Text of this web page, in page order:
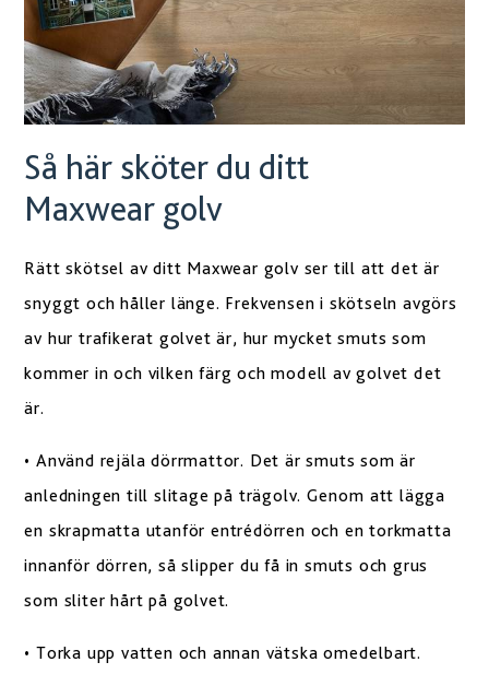
Så här sköter du ditt
Maxwear golv
Rätt skötsel av ditt Maxwear golv ser till att det är
snyggt och håller länge. Frekvensen i skötseln avgörs
av hur trafikerat golvet är, hur mycket smuts som
kommer in och vilken färg och modell av golvet det
är.
• Använd rejäla dörrmattor. Det är smuts som är
anledningen till slitage på trägolv. Genom att lägga
en skrapmatta utanför entrédörren och en torkmatta
innanför dörren, så slipper du få in smuts och grus
som sliter hårt på golvet.
• Torka upp vatten och annan vätska omedelbart.